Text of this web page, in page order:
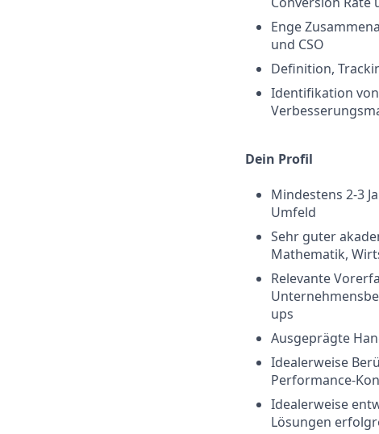
Enge
und CSO
Definition,
Identifikation
Dein Profil
Mindestens 2-3
Umfeld
Sehr guter
Mathematik,
Relevante
ups
Ausgeprägte
Idealerweise
Performance-
Idealerweise
Lösungen